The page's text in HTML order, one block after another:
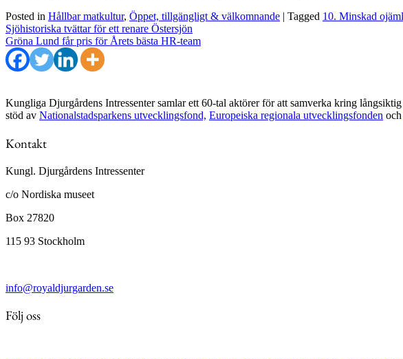
Posted in Hållbar matkultur, Öppet, tillgängligt & välkomnande | Tagged 10. Minskad
Inläggsnavigering
Sjöhistoriska tvättar för ett renare Östersjön
Gröna Lund får pris för Årets bästa HR-team
Kungliga Djurgårdens Intressenter samlar ett 60-tal aktörer för att samverka kring
stöd av Nationalstadsparkens utvecklingsfond, Europeiska regionala utvecklingsfonden och
Kontakt
Kungl. Djurgårdens Intressenter
c/o Nordiska museet
Box 27820
115 93 Stockholm
info@royaldjurgarden.se
Följ oss